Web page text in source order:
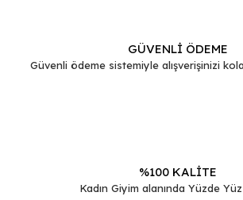
Ürün bilgilerinde hatalar bulunuyor.
GÜVENLİ ÖDEME
Güvenli ödeme sistemiyle alışverişinizi
%100 KALİTE
Kadın Giyim alanında Yüzde